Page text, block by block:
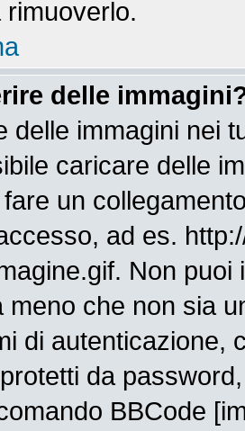
delle
delle immagini nei
caricare delle
un
ad es.
Non
meno che non sia
di autenticazione,
da
BBCode